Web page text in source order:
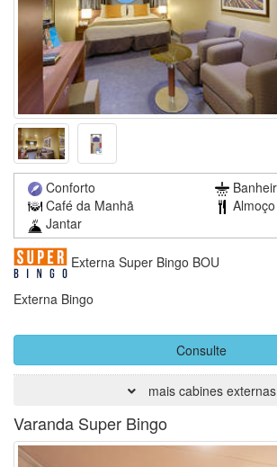
Conforto
Café da Manhã
Almoço
Jantar
Externa Super Bingo BOU
Externa Bingo
Consulte
mais cabines externas
Varanda Super Bingo